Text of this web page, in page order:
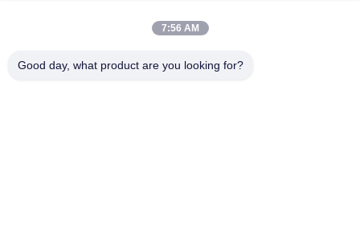
カプセルプリンター
7:56 AM
Good day, what product are you looking for?